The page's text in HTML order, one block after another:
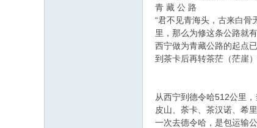
青 藏 公 路
“君不见青海头，古来白骨
里，那么为修这条公路就
西宁做为青藏公路的起点
到茶卡后再转茶茫（茫崖
从西宁到德令哈512公里
皮山、荼卡、茶汉诺、希
一次去德令哈，是包运输